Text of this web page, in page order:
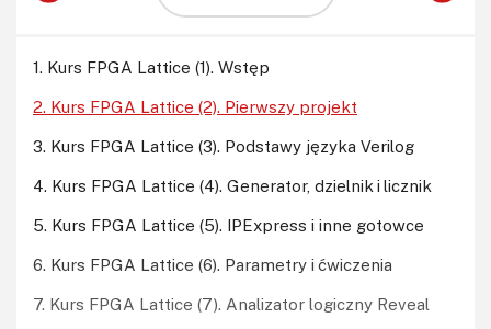
1. Kurs FPGA Lattice (1). Wstęp
2. Kurs FPGA Lattice (2). Pierwszy projekt
3. Kurs FPGA Lattice (3). Podstawy języka Verilog
4. Kurs FPGA Lattice (4). Generator, dzielnik i licznik
5. Kurs FPGA Lattice (5). IPExpress i inne gotowce
6. Kurs FPGA Lattice (6). Parametry i ćwiczenia
7. Kurs FPGA Lattice (7). Analizator logiczny Reveal